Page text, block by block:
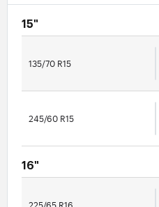
15"
135/70 R15
245/60 R15
16"